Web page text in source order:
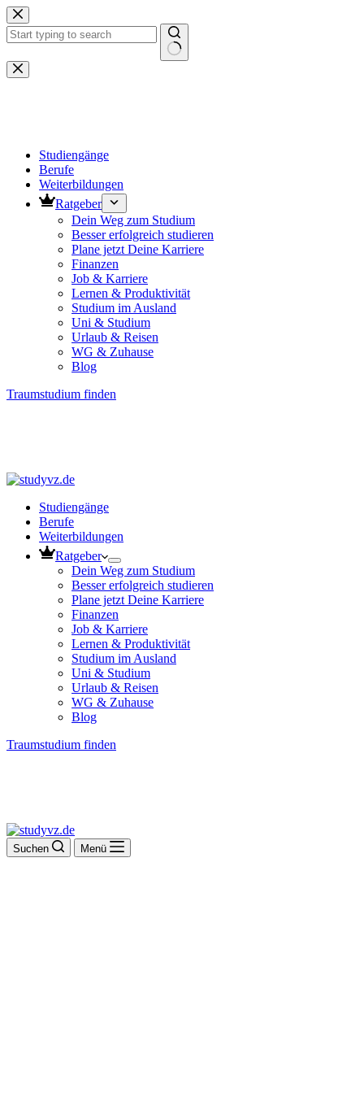
Zum
Inhalt
springen
Keine
Ergebnisse
Studiengänge
Berufe
Weiterbildungen
Ratgeber
Dein Weg zum Studium
Besser erfolgreich studieren
Plane jetzt Deine Karriere
Finanzen
Job & Karriere
Lernen & Produktivität
Studium im Ausland
Uni & Studium
Urlaub & Reisen
WG & Zuhause
Blog
Traumstudium finden
Studiengänge
Berufe
Weiterbildungen
Ratgeber
Dein Weg zum Studium
Besser erfolgreich studieren
Plane jetzt Deine Karriere
Finanzen
Job & Karriere
Lernen & Produktivität
Studium im Ausland
Uni & Studium
Urlaub & Reisen
WG & Zuhause
Blog
Traumstudium finden
Suchen Menü